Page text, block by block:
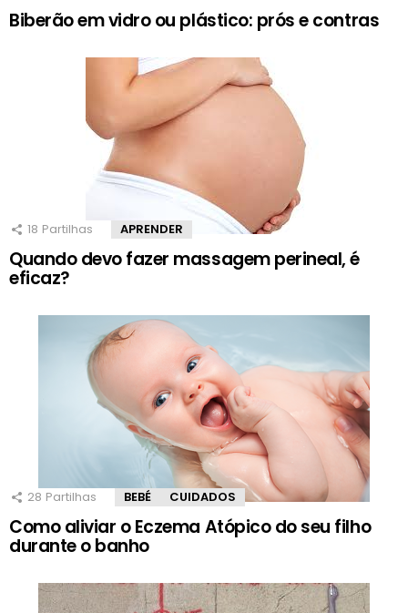
Biberão em vidro ou plástico: prós e contras
18 Partilhas APRENDER
Quando devo fazer massagem perineal, é
eficaz?
28 Partilhas BEBÉ CUIDADOS
Como aliviar o Eczema Atópico do seu filho
durante o banho